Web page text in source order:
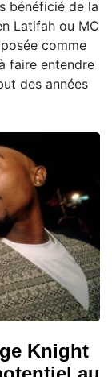
bénéficié de la
Latifah ou MC
comme
faire entendre
des années
Knight